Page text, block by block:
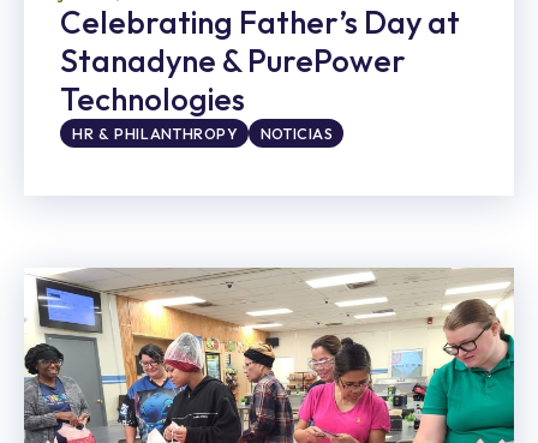
Celebrating Father’s Day at
Stanadyne & PurePower
Technologies
HR & PHILANTHROPY NOTICIAS